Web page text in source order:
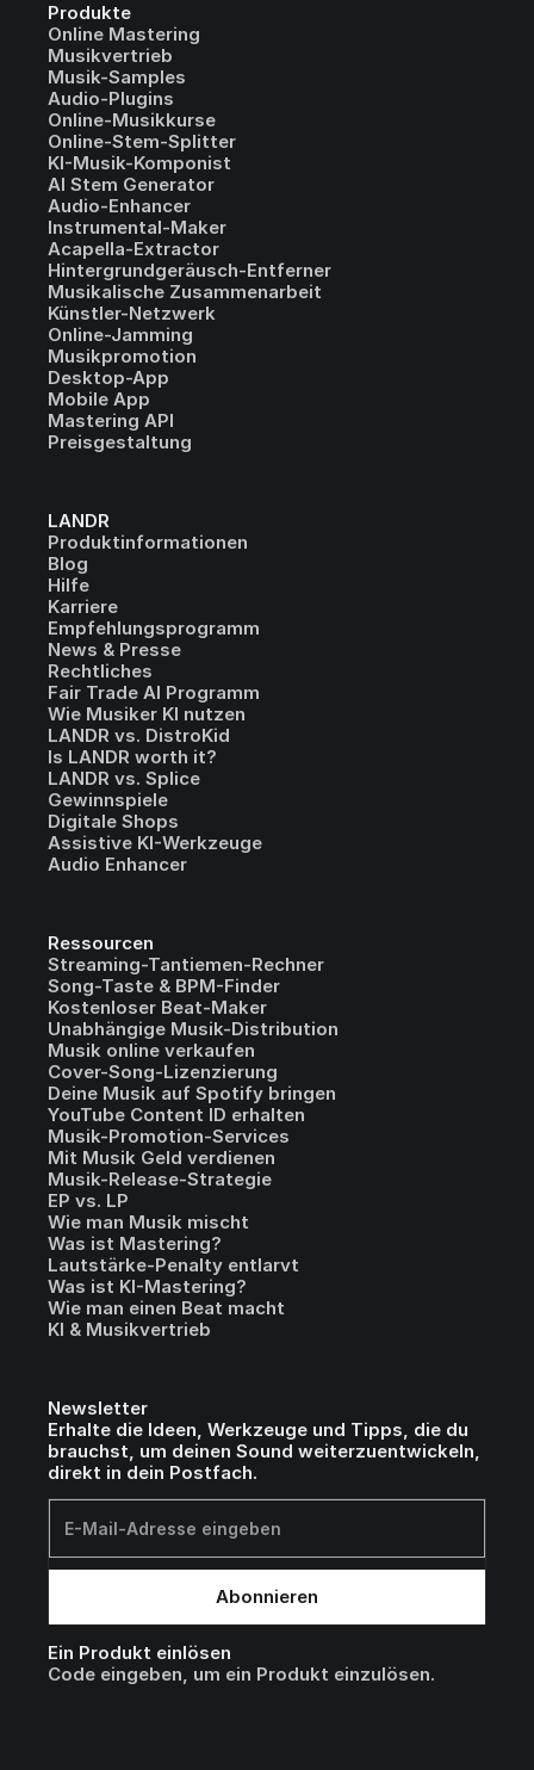
Produkte
Online Mastering
Musikvertrieb
Musik-Samples
Audio-Plugins
Online-Musikkurse
Online-Stem-Splitter
KI-Musik-Komponist
AI Stem Generator
Audio-Enhancer
Instrumental-Maker
Acapella-Extractor
Hintergrundgeräusch-Entferner
Musikalische Zusammenarbeit
Künstler-Netzwerk
Online-Jamming
Musikpromotion
Desktop-App
Mobile App
Mastering API
Preisgestaltung
LANDR
Produktinformationen
Blog
Hilfe
Karriere
Empfehlungsprogramm
News & Presse
Rechtliches
Fair Trade AI Programm
Wie Musiker KI nutzen
LANDR vs. DistroKid
Is LANDR worth it?
LANDR vs. Splice
Gewinnspiele
Digitale Shops
Assistive KI-Werkzeuge
Audio Enhancer
Ressourcen
Streaming-Tantiemen-Rechner
Song-Taste & BPM-Finder
Kostenloser Beat-Maker
Unabhängige Musik-Distribution
Musik online verkaufen
Cover-Song-Lizenzierung
Deine Musik auf Spotify bringen
YouTube Content ID erhalten
Musik-Promotion-Services
Mit Musik Geld verdienen
Musik-Release-Strategie
EP vs. LP
Wie man Musik mischt
Was ist Mastering?
Lautstärke-Penalty entlarvt
Was ist KI-Mastering?
Wie man einen Beat macht
KI & Musikvertrieb
Newsletter
Erhalte die Ideen, Werkzeuge und Tipps, die du
brauchst, um deinen Sound weiterzuentwickeln,
direkt in dein Postfach.
Ein Produkt einlösen
Code eingeben, um ein Produkt einzulösen.